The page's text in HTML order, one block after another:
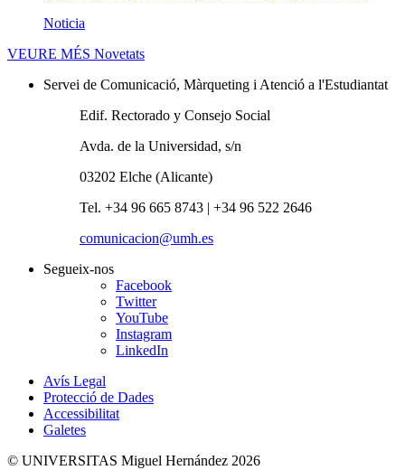
Noticia
VEURE MÉS Novetats
Servei de Comunicació, Màrqueting i Atenció a l'Estudiantat
Edif. Rectorado y Consejo Social
Avda. de la Universidad, s/n
03202 Elche (Alicante)
Tel. +34 96 665 8743 | +34 96 522 2646
comunicacion@umh.es
Segueix-nos
Facebook
Twitter
YouTube
Instagram
LinkedIn
Avís Legal
Protecció de Dades
Accessibilitat
Galetes
© UNIVERSITAS Miguel Hernández 2026